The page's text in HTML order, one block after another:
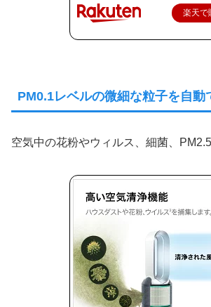
楽天で
PM0.1レベルの微細な粒子を自動
空気中の花粉やウィルス、細菌、